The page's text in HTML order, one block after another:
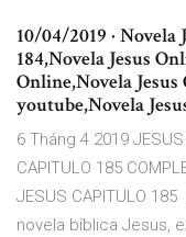
10/04/2019 ·
184,Novela Jesus
Online,Novela
youtube,Novela
6 Tháng 4 2019
CAPITULO 185
JESUS CAPITULO
novela bíblica Jesus,